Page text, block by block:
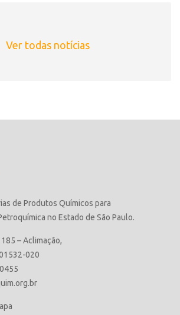
Ver todas notícias
de Produtos Químicos para
no Estado de São Paulo.
– Aclimação,
020